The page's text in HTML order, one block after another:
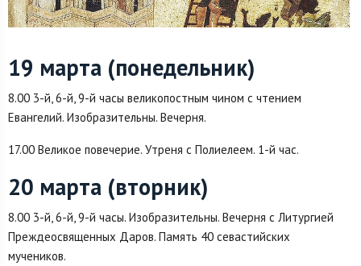
19 марта (понедельник)
8.00 3-й, 6-й, 9-й часы великопостным чином с чтением
Евангелий. Изобразительны. Вечерня.
17.00 Великое повечерие. Утреня с Полиелеем. 1-й час.
20 марта (вторник)
8.00 3-й, 6-й, 9-й часы. Изобразительны. Вечерня с Литургией
Преждеосвященных Даров. Память 40 севастийских
мучеников.